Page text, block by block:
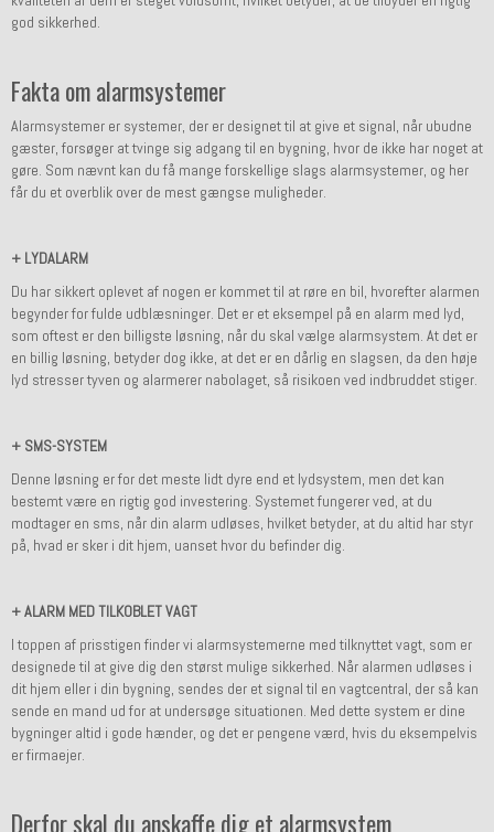
god sikkerhed.
Fakta om alarmsystemer
Alarmsystemer er systemer, der er designet til at give et signal, når ubudne
gæster, forsøger at tvinge sig adgang til en bygning, hvor de ikke har noget at
gøre. Som nævnt kan du få mange forskellige slags alarmsystemer, og her
får du et overblik over de mest gængse muligheder.
+ LYDALARM
Du har sikkert oplevet af nogen er kommet til at røre en bil, hvorefter alarmen
begynder for fulde udblæsninger. Det er et eksempel på en alarm med lyd,
som oftest er den billigste løsning, når du skal vælge alarmsystem. At det er
en billig løsning, betyder dog ikke, at det er en dårlig en slagsen, da den høje
lyd stresser tyven og alarmerer nabolaget, så risikoen ved indbruddet stiger.
+ SMS-SYSTEM
Denne løsning er for det meste lidt dyre end et lydsystem, men det kan
bestemt være en rigtig god investering. Systemet fungerer ved, at du
modtager en sms, når din alarm udløses, hvilket betyder, at du altid har styr
på, hvad er sker i dit hjem, uanset hvor du befinder dig.
+ ALARM MED TILKOBLET VAGT
I toppen af prisstigen finder vi alarmsystemerne med tilknyttet vagt, som er
designede til at give dig den størst mulige sikkerhed. Når alarmen udløses i
dit hjem eller i din bygning, sendes der et signal til en vagtcentral, der så kan
sende en mand ud for at undersøge situationen. Med dette system er dine
bygninger altid i gode hænder, og det er pengene værd, hvis du eksempelvis
er firmaejer.
Derfor skal du anskaffe dig et alarmsystem